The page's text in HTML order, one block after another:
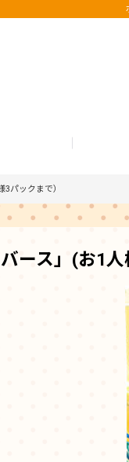
パックまで）
ース」(お1人